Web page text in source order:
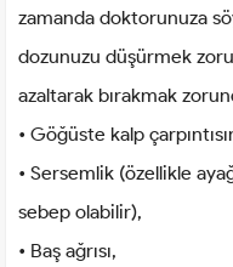
zamanda doktorunuza
dozunuzu düşürmek
azaltarak bırakmak
• Göğüste kalp
• Sersemlik (özellikle
sebep olabilir),
• Baş ağrısı,